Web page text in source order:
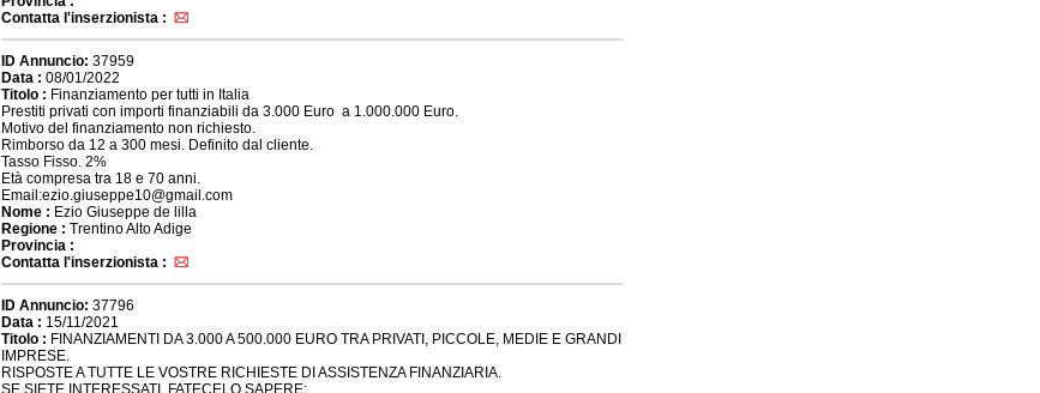
Contatta l'inserzionista :
ID Annuncio: 37959
Data : 08/01/2022
Titolo : Finanziamento per tutti in Italia
Prestiti privati con importi finanziabili da 3.000 Euro a 1.000.000 Euro.
Motivo del finanziamento non richiesto.
Rimborso da 12 a 300 mesi. Definito dal cliente.
Tasso Fisso. 2%
Età compresa tra 18 e 70 anni.
Email:ezio.giuseppe10@gmail.com
Nome : Ezio Giuseppe de lilla
Regione : Trentino Alto Adige
Provincia :
Contatta l'inserzionista :
ID Annuncio: 37796
Data : 15/11/2021
Titolo : FINANZIAMENTI DA 3.000 A 500.000 EURO TRA PRIVATI, PICCOLE, MEDIE E GRANDI
IMPRESE.
RISPOSTE A TUTTE LE VOSTRE RICHIESTE DI ASSISTENZA FINANZIARIA.
SE SIETE INTERESSATI, FATECELO SAPERE: